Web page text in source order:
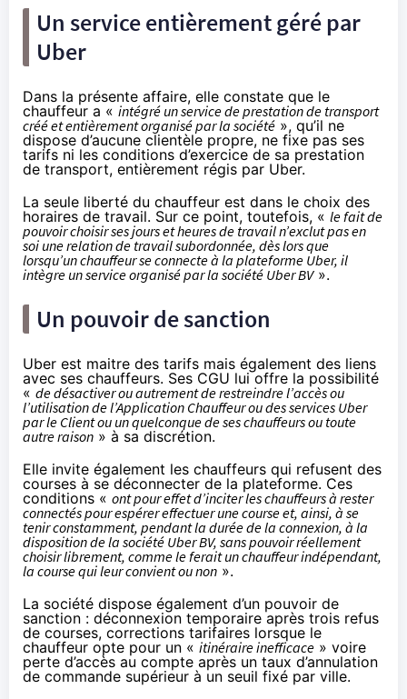
Un service entièrement géré par
Uber
Dans la présente affaire, elle constate que le
chauffeur a « intégré un service de prestation de transport
créé et entièrement organisé par la société », qu’il ne
dispose d’aucune clientèle propre, ne fixe pas ses
tarifs ni les conditions d’exercice de sa prestation
de transport, entièrement régis par Uber.
La seule liberté du chauffeur est dans le choix des
horaires de travail. Sur ce point, toutefois, « le fait de
pouvoir choisir ses jours et heures de travail n’exclut pas en
soi une relation de travail subordonnée, dès lors que
lorsqu’un chauffeur se connecte à la plateforme Uber, il
intègre un service organisé par la société Uber BV».
Un pouvoir de sanction
Uber est maitre des tarifs mais également des liens
avec ses chauffeurs. Ses CGU lui offre la possibilité
« de désactiver ou autrement de restreindre l’accès ou
l’utilisation de l’Application Chauffeur ou des services Uber
par le Client ou un quelconque de ses chauffeurs ou toute
autre raison » à sa discrétion.
Elle invite également les chauffeurs qui refusent des
courses à se déconnecter de la plateforme. Ces
conditions « ont pour effet d’inciter les chauffeurs à rester
connectés pour espérer effectuer une course et, ainsi, à se
tenir constamment, pendant la durée de la connexion, à la
disposition de la société Uber BV, sans pouvoir réellement
choisir librement, comme le ferait un chauffeur indépendant,
la course qui leur convient ou non ».
La société dispose également d’un pouvoir de
sanction : déconnexion temporaire après trois refus
de courses, corrections tarifaires lorsque le
chauffeur opte pour un « itinéraire inefficace » voire
perte d’accès au compte après un taux d’annulation
de commande supérieur à un seuil fixé par ville.